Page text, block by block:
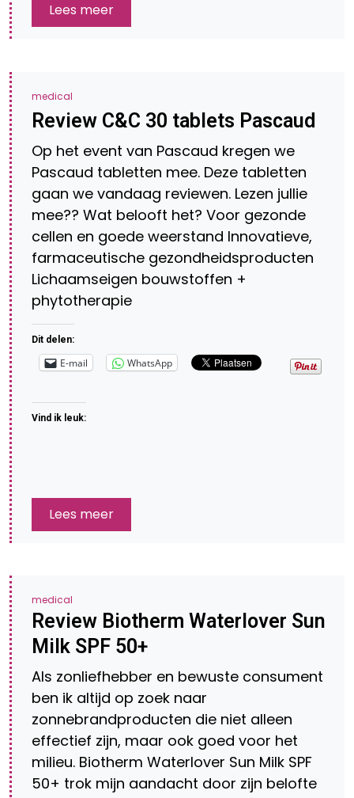
Lees meer
medical
Review C&C 30 tablets Pascaud
Op het event van Pascaud kregen we
Pascaud tabletten mee. Deze tabletten
gaan we vandaag reviewen. Lezen jullie
mee?? Wat belooft het? Voor gezonde
cellen en goede weerstand Innovatieve,
farmaceutische gezondheidsproducten
Lichaamseigen bouwstoffen +
phytotherapie
Dit delen:
E-mail WhatsApp
Vind ik leuk:
Lees meer
medical
Review Biotherm Waterlover Sun
Milk SPF 50+
Als zonliefhebber en bewuste consument
ben ik altijd op zoek naar
zonnebrandproducten die niet alleen
effectief zijn, maar ook goed voor het
milieu. Biotherm Waterlover Sun Milk SPF
50+ trok mijn aandacht door zijn belofte